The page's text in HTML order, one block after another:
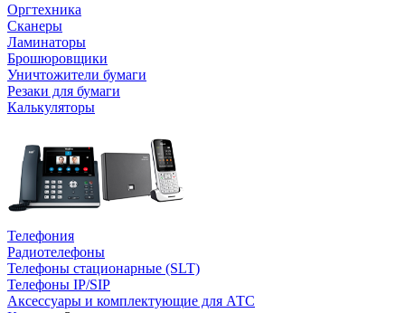
Оргтехника
Сканеры
Ламинаторы
Брошюровщики
Уничтожители бумаги
Резаки для бумаги
Калькуляторы
Телефония
Радиотелефоны
Телефоны стационарные (SLT)
Телефоны IP/SIP
Аксессуары и комплектующие для АТС